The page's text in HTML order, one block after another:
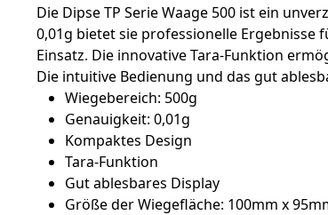
Die Dipse TP Serie Waage 500 ist ein
0,01g bietet sie professionelle
Einsatz. Die innovative Tara-Funktion
Die intuitive Bedienung und das gut
Wiegebereich: 500g
Genauigkeit: 0,01g
Kompaktes Design
Tara-Funktion
Gut ablesbares Display
Größe der Wiegefläche: 100mm x